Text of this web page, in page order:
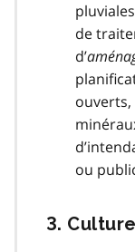
de
d’
ouverts,
ou
3.